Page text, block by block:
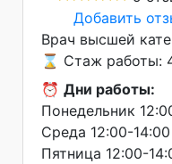
Добавить
Врач высшей
⌛ Стаж работы:
⏰ Дни работы:
Понедельник
Среда 12:00-14:00
Пятница 12:00-